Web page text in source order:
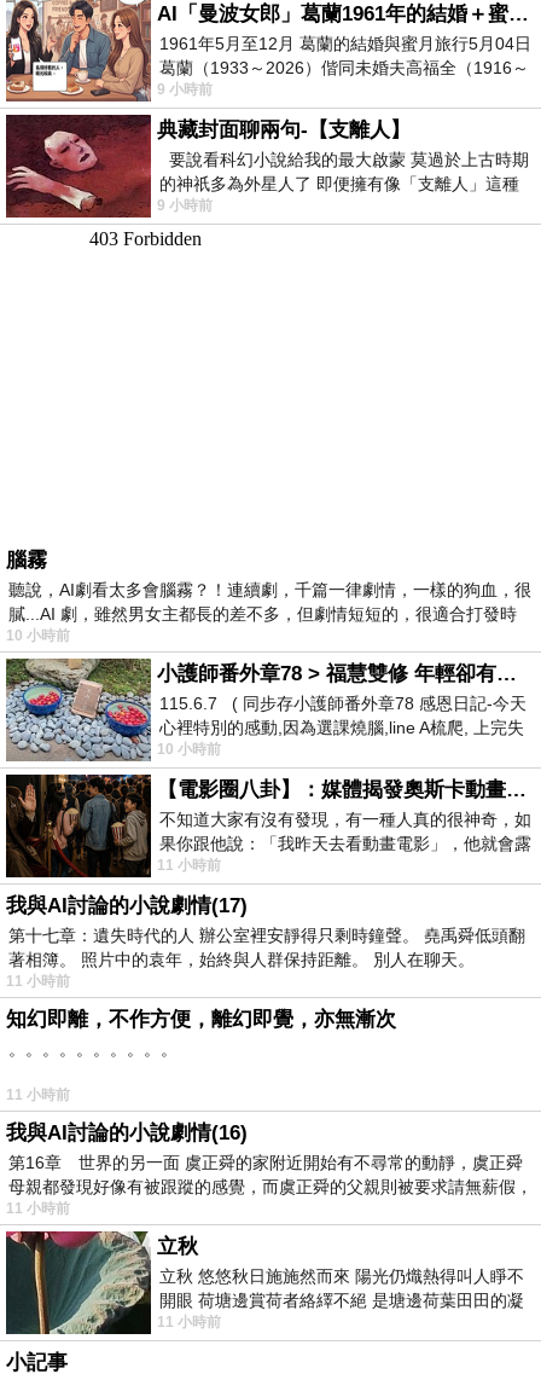
AI「曼波女郎」葛蘭1961年的結婚＋蜜月旅行 #戀上老電影 #葛蘭 #粟子
1961年5月至12月 葛蘭的結婚與蜜月旅行5月04日
葛蘭（1933～2026）偕同未婚夫高福全（1916～
2004）乘郵輪赴倫敦6月15日於英國倫敦St.S
9 小時前
典藏封面聊兩句-【支離人】
要說看科幻小說給我的最大啟蒙 莫過於上古時期
的神祇多為外星人了 即便擁有像「支離人」這種
驚世駭俗的神通法門 也未必讀
9 小時前
腦霧
聽說，AI劇看太多會腦霧？！連續劇，千篇一律劇情，一樣的狗血，很
膩...AI 劇，雖然男女主都長的差不多，但劇情短短的，很適合打發時
10 小時前
小護師番外章78 > 福慧雙修 年輕卻有個老靈魂 ㄑ金剛經〉podcast
115.6.7 ( 同步存小護師番外章78 感恩日記-今天
心裡特別的感動,因為選課燒腦,line A梳爬, 上完失
智課的她,特來傾
10 小時前
【電影圈八卦】：媒體揭發奧斯卡動畫項目投票醜聞！好萊塢為什麼看不起動畫電影？
不知道大家有沒有發現，有一種人真的很神奇，如
果你跟他說：「我昨天去看動畫電影」，他就會露
出一種慈祥的微笑，然後問你是不是陪小
11 小時前
我與AI討論的小說劇情(17)
第十七章：遺失時代的人 辦公室裡安靜得只剩時鐘聲。 堯禹舜低頭翻
著相簿。 照片中的袁年，始終與人群保持距離。 別人在聊天。
11 小時前
知幻即離，不作方便，離幻即覺，亦無漸次
。。。。。。。。。。
11 小時前
我與AI討論的小說劇情(16)
第16章 世界的另一面 虞正舜的家附近開始有不尋常的動靜，虞正舜
母親都發現好像有被跟蹤的感覺，而虞正舜的父親則被要求請無薪假，
11 小時前
立秋
立秋 悠悠秋日施施然而來 陽光仍熾熱得叫人睜不
開眼 荷塘邊賞荷者絡繹不絕 是塘邊荷葉田田的凝
望 風中飄逸的是映日荷花別樣紅
11 小時前
小記事